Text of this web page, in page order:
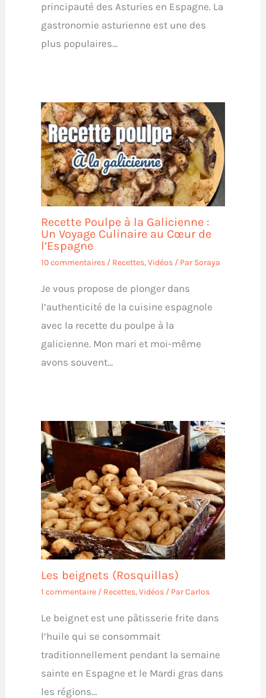
principauté des Asturies en Espagne. La
gastronomie asturienne est une des
plus populaires…
Recette Poulpe à la Galicienne :
Un Voyage Culinaire au Cœur de
l’Espagne
10 commentaires / Recettes,Vidéos/ Par Soraya
Je vous propose de plonger dans
l’authenticité de la cuisine espagnole
avec la recette du poulpe à la
galicienne. Mon mari et moi-même
avons souvent…
Les beignets (Rosquillas)
1 commentaire / Recettes,Vidéos/ ParCarlos
Le beignet est une pâtisserie frite dans
l’huile qui se consommait
traditionnellement pendant la semaine
sainte en Espagne et le Mardi gras dans
les régions…